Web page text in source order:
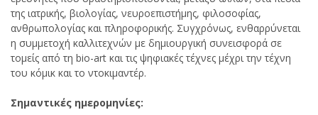
της ιατρικής, βιολογίας, νευροεπιστήμης, φιλοσοφίας,
ανθρωπολογίας και πληροφορικής. Συγχρόνως, ενθαρρύνεται
η συμμετοχή καλλιτεχνών με δημιουργική συνεισφορά σε
τομείς από τη bio-art και τις ψηφιακές τέχνες μέχρι την τέχνη
του κόμικ και το ντοκιμαντέρ.
Σημαντικές ημερομηνίες: